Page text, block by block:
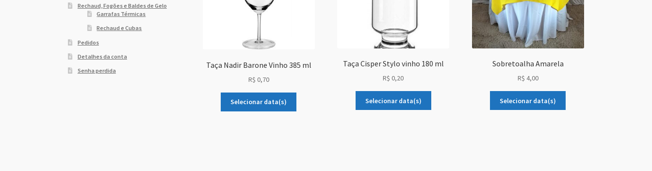
Taça Nadir Barone Vinho 385 ml
R$ 0,70
Selecionar data(s)
Taça Cisper Stylo vinho 180 ml
R$ 0,20
Selecionar data(s)
Sobretoalha Amarela
R$ 4,00
Selecionar data(s)
Rechaud, Fogões e Baldes de Gelo
Garrafas Térmicas
Rechaud e Cubas
Pedidos
Detalhes da conta
Senha perdida